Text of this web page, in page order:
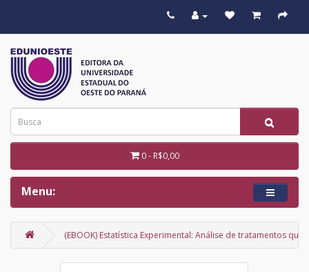
0 - R$0,00
Menu:
(EBOOK) Estatística Experimental: Análise de tratamentos